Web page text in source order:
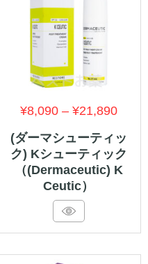
(ダーマシューティッ
ク) Kシューティック
（(Dermaceutic) K
Ceutic）
¥8,090 –¥21,890価
格
帯: